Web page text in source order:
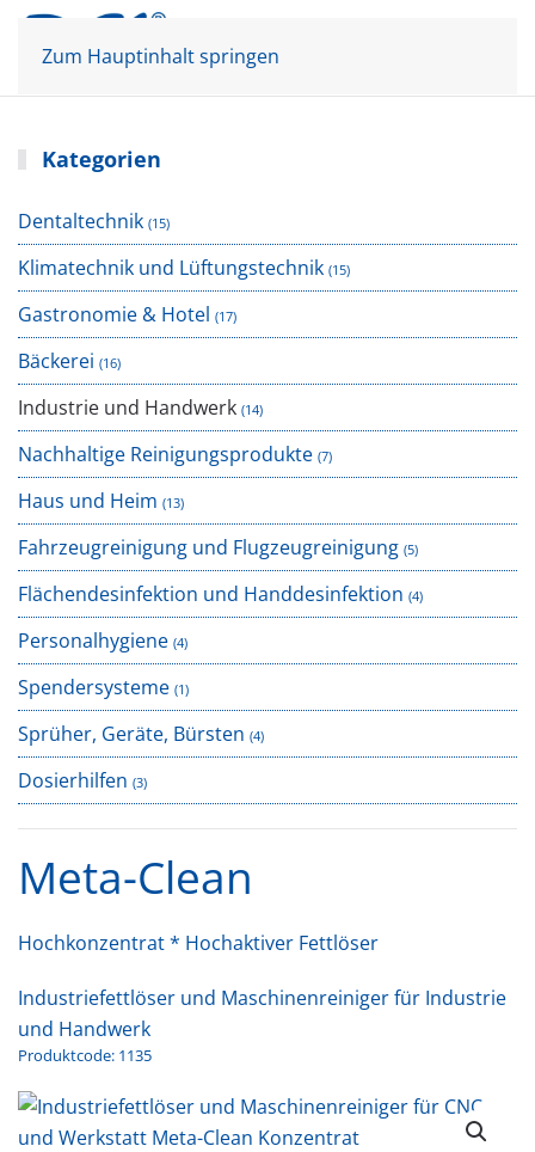
Zum Hauptinhalt springen
Kategorien
Dentaltechnik (15)
Klimatechnik und Lüftungstechnik (15)
Gastronomie & Hotel (17)
Bäckerei (16)
Industrie und Handwerk (14)
Nachhaltige Reinigungsprodukte (7)
Haus und Heim (13)
Fahrzeugreinigung und Flugzeugreinigung (5)
Flächendesinfektion und Handdesinfektion (4)
Personalhygiene (4)
Spendersysteme (1)
Sprüher, Geräte, Bürsten (4)
Dosierhilfen (3)
Meta-Clean
Hochkonzentrat * Hochaktiver Fettlöser
Industriefettlöser und Maschinenreiniger für Industrie
und Handwerk
Produktcode: 1135